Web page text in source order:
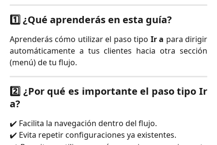
1️⃣ ¿Qué aprenderás en esta guía?
Aprenderás cómo utilizar el paso tipo Ir a para dirigir
automáticamente a tus clientes hacia otra sección
(menú) de tu flujo.
2️⃣ ¿Por qué es importante el paso tipo Ir
a?
✔️ Facilita la navegación dentro del flujo.
✔️ Evita repetir configuraciones ya existentes.